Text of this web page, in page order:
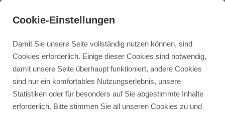
Cookie-Einstellungen
Damit Sie unsere Seite vollständig nutzen können, sind
Cookies erforderlich. Einige dieser Cookies sind notwendig,
damit unsere Seite überhaupt funktioniert, andere Cookies
sind nur ein komfortables Nutzungserlebnis, unsere
Statistiken oder für besonders auf Sie abgestimmte Inhalte
erforderlich. Bitte stimmen Sie all unseren Cookies zu und